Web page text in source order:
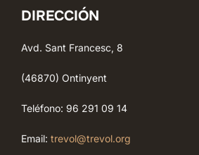
DIRECCIÓN
Avd. Sant Francesc, 8
(46870) Ontinyent
Teléfono: 96 291 09 14
Email: trevol@trevol.org